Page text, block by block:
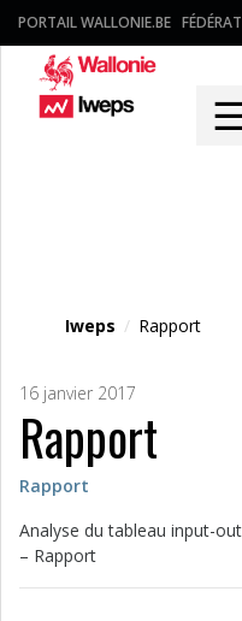
PORTAIL WALLONIE.BE
☰
Iweps / Rapport
16 janvier 2017
Rapport
Rapport
Analyse du tableau input-
– Rapport